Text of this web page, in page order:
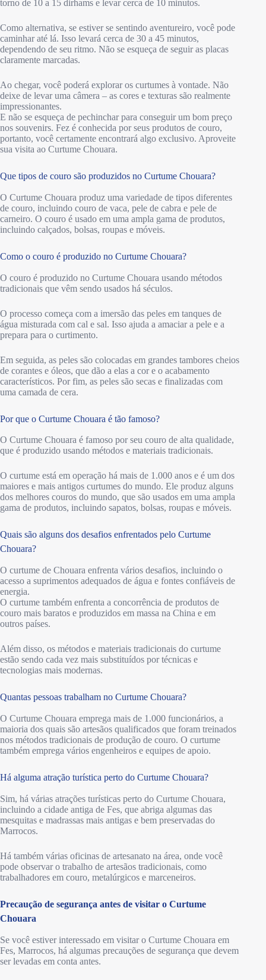
torno de 10 a 15 dirhams e levar cerca de 10 minutos.
Como alternativa, se estiver se sentindo aventureiro, você pode
caminhar até lá. Isso levará cerca de 30 a 45 minutos,
dependendo de seu ritmo. Não se esqueça de seguir as placas
claramente marcadas.
Ao chegar, você poderá explorar os curtumes à vontade. Não
deixe de levar uma câmera – as cores e texturas são realmente
impressionantes.
E não se esqueça de pechinchar para conseguir um bom preço
nos souvenirs. Fez é conhecida por seus produtos de couro,
portanto, você certamente encontrará algo exclusivo. Aproveite
sua visita ao Curtume Chouara.
Que tipos de couro são produzidos no Curtume Chouara?
O Curtume Chouara produz uma variedade de tipos diferentes
de couro, incluindo couro de vaca, pele de cabra e pele de
carneiro. O couro é usado em uma ampla gama de produtos,
incluindo calçados, bolsas, roupas e móveis.
Como o couro é produzido no Curtume Chouara?
O couro é produzido no Curtume Chouara usando métodos
tradicionais que vêm sendo usados há séculos.
O processo começa com a imersão das peles em tanques de
água misturada com cal e sal. Isso ajuda a amaciar a pele e a
prepara para o curtimento.
Em seguida, as peles são colocadas em grandes tambores cheios
de corantes e óleos, que dão a elas a cor e o acabamento
característicos. Por fim, as peles são secas e finalizadas com
uma camada de cera.
Por que o Curtume Chouara é tão famoso?
O Curtume Chouara é famoso por seu couro de alta qualidade,
que é produzido usando métodos e materiais tradicionais.
O curtume está em operação há mais de 1.000 anos e é um dos
maiores e mais antigos curtumes do mundo. Ele produz alguns
dos melhores couros do mundo, que são usados em uma ampla
gama de produtos, incluindo sapatos, bolsas, roupas e móveis.
Quais são alguns dos desafios enfrentados pelo Curtume
Chouara?
O curtume de Chouara enfrenta vários desafios, incluindo o
acesso a suprimentos adequados de água e fontes confiáveis de
energia.
O curtume também enfrenta a concorrência de produtos de
couro mais baratos e produzidos em massa na China e em
outros países.
Além disso, os métodos e materiais tradicionais do curtume
estão sendo cada vez mais substituídos por técnicas e
tecnologias mais modernas.
Quantas pessoas trabalham no Curtume Chouara?
O Curtume Chouara emprega mais de 1.000 funcionários, a
maioria dos quais são artesãos qualificados que foram treinados
nos métodos tradicionais de produção de couro. O curtume
também emprega vários engenheiros e equipes de apoio.
Há alguma atração turística perto do Curtume Chouara?
Sim, há várias atrações turísticas perto do Curtume Chouara,
incluindo a cidade antiga de Fes, que abriga algumas das
mesquitas e madrassas mais antigas e bem preservadas do
Marrocos.
Há também várias oficinas de artesanato na área, onde você
pode observar o trabalho de artesãos tradicionais, como
trabalhadores em couro, metalúrgicos e marceneiros.
Precaução de segurança antes de visitar o Curtume
Chouara
Se você estiver interessado em visitar o Curtume Chouara em
Fes, Marrocos, há algumas precauções de segurança que devem
ser levadas em conta antes.